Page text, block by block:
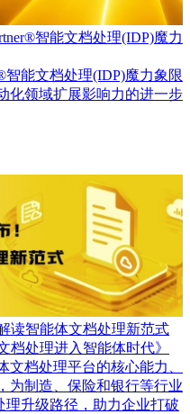
智能文档处理(IDP)魔力
能文档处理(IDP)魔力象限
化领域扩展影响力的进一步
读智能体文档处理新范式
档处理进入智能体时代》
档处理平台的核心能力、
为制造、保险和银行等行业
理升级路径，助力企业打破